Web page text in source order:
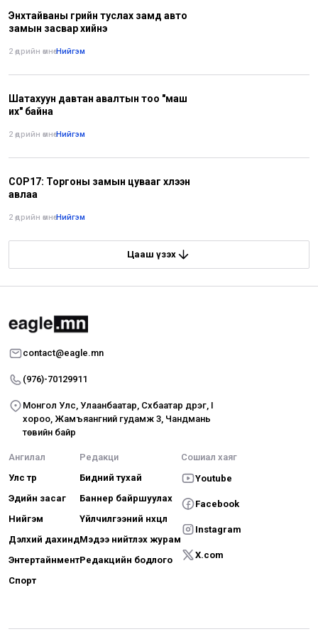
Энхтайваны гүүрийн туслах замд авто
замын засвар хийнэ
2 өдрийн өмнө•Нийгэм
Шатахуун давтан авалтын тоо "маш
их" байна
2 өдрийн өмнө•Нийгэм
COP17: Торгоны замын цувааг хүлээн
авлаа
2 өдрийн өмнө•Нийгэм
Цааш үзэх
contact@eagle.mn
(976)-70129911
Монгол Улс, Улаанбаатар, Сүхбаатар дүүрэг, I
хороо, Жамъяангүний гудамж 3, Чандмань
төвийн байр
Ангилал
Улс төр
Эдийн засаг
Нийгэм
Дэлхий дахинд
Энтертайнмент
Спорт
Редакци
Бидний тухай
Баннер байршуулах
Үйлчилгээний нөхцөл
Мэдээ нийтлэх журам
Редакцийн бодлого
Сошиал хаяг
Youtube
Facebook
Instagram
X.com